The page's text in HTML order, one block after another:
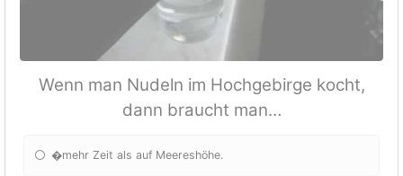
Wenn man Nudeln im Hochgebirge kocht,
dann braucht man…
�mehr Zeit als auf Meereshöhe.